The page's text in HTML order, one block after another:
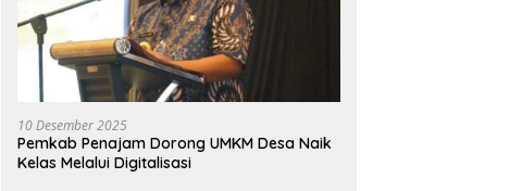
DPRD dan Pemkab PPU
Tetapkan APBD 2026 Senilai Rp
10 Desember 2025
Pemkab Penajam Dorong UMKM Desa Naik
Kelas Melalui Digitalisasi